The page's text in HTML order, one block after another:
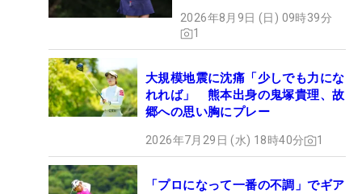
2026年8月9日 (日) 09時39分
1
大規模地震に沈痛「少しでも力にな
れれば」 熊本出身の鬼塚貴理、故
郷への思い胸にプレー
2026年7月29日 (水) 18時40分 1
「プロになって一番の不調」でギア